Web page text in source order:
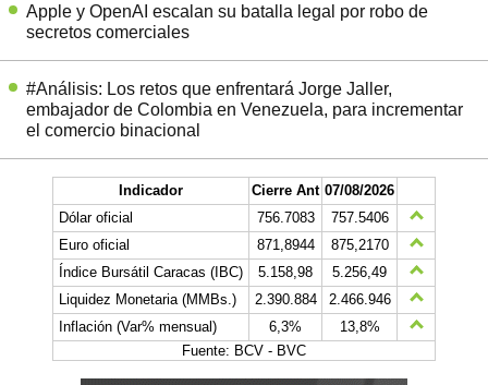
Apple y OpenAI escalan su batalla legal por robo de
secretos comerciales
#Análisis: Los retos que enfrentará Jorge Jaller,
embajador de Colombia en Venezuela, para incrementar
el comercio binacional
Indicador Cierre Ant 07/08/2026
Dólar oficial
756.7083
757.5406
Euro oficial
871,8944
875,2170
Índice Bursátil Caracas (IBC)
5.158,98
5.256,49
Liquidez Monetaria (MMBs.)
2.390.884
2.466.946
Inflación (Var% mensual)
6,3%
13,8%
Fuente: BCV - BVC